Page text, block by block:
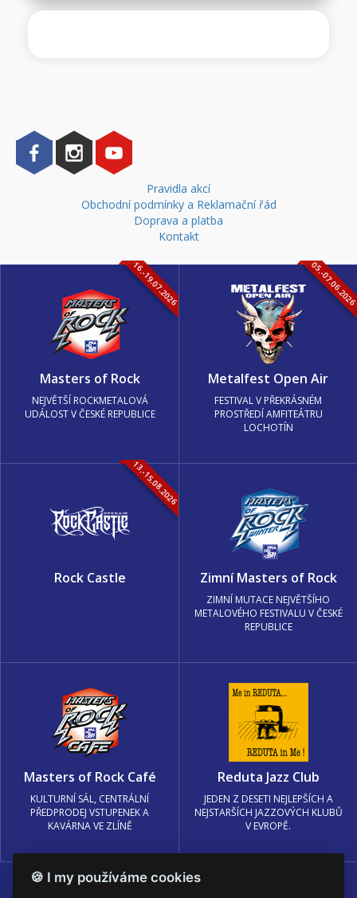
Pravidla akcí
Obchodní podmínky a Reklamační řád
Doprava a platba
Kontakt
16.-19.07.2026
Masters of Rock
NEJVĚTŠÍ ROCKMETALOVÁ
UDÁLOST V ČESKÉ REPUBLICE
05.-
Metalfest Open Air
FESTIVAL V PŘEKRÁSNÉM
PROSTŘEDÍ AMFITEÁTRU
LOCHOTÍN
13.-15.08.2026
Rock Castle Zimní Masters of Rock
ZIMNÍ MUTACE NEJVĚTŠÍHO
METALOVÉHO FESTIVALU V ČESKÉ
REPUBLICE
Masters of Rock Café
KULTURNÍ SÁL, CENTRÁLNÍ
PŘEDPRODEJ VSTUPENEK A
KAVÁRNA VE ZLÍNĚ
Reduta Jazz Club
JEDEN Z DESETI NEJLEPŠÍCH A
NEJSTARŠÍCH JAZZOVÝCH KLUBŮ
V EVROPĚ.
🍪 I my používáme cookies